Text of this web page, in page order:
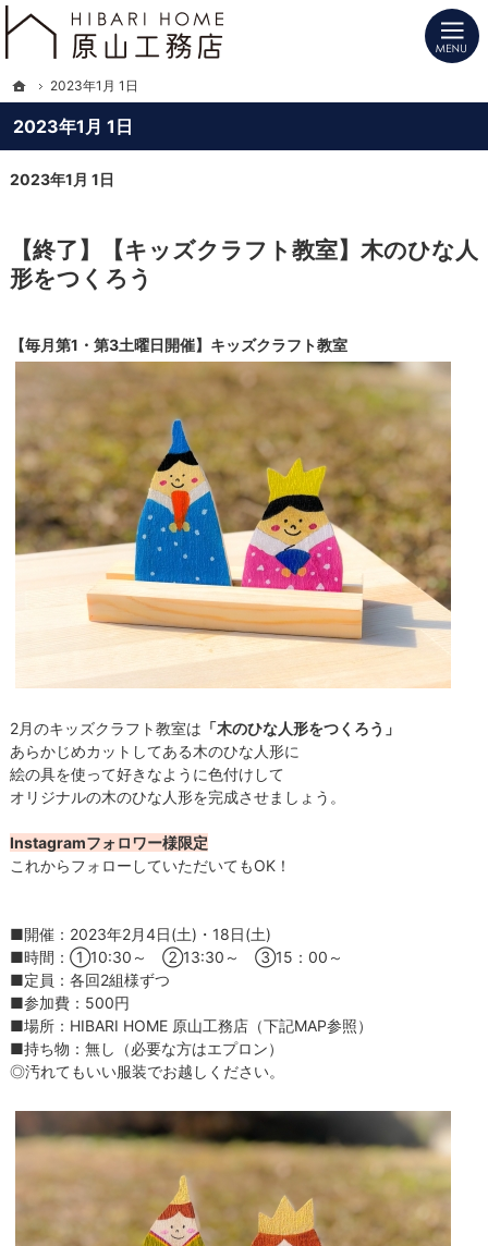
2023年1月 1日
プロの目線からご提案。長野県北信の注文住宅・新築戸建てを手がける工務店なら
長野県北信の新築・注文住宅・新築戸建てを手がけるHIBARI HOME原山工務店
2023年1月 1日
【終了】【キッズクラフト教室】木のひな人
形をつくろう
【毎月第1・第3土曜日開催】キッズクラフト教室
2月のキッズクラフト教室は 「木のひな人形をつくろう」
あらかじめカットしてある木のひな人形に
絵の具を使って好きなように色付けして
オリジナルの木のひな人形を完成させましょう。
Instagramフォロワー様限定
これからフォローしていただいてもOK！
■開催：2023年2月4日(土)・18日(土)
■時間：①10:30～ ②13:30～ ③15：00～
■定員：各回2組様ずつ
■参加費：500円
■場所：HIBARI HOME 原山工務店（下記MAP参照）
■持ち物：無し（必要な方はエプロン）
◎汚れてもいい服装でお越しください。
ホーム
2023年1月 1日